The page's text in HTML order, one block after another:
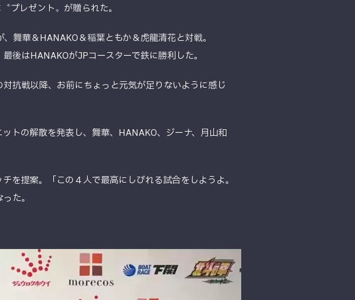
プレゼント〟が贈られた。
舞華＆HANAKO＆稲葉ともか＆虎龍清花と対戦。
後はHANAKOがJPコースターで鉄に勝利した。
抗戦以降、お前にちょっと元気が足りないように感じ
トの解散を発表し、舞華、HANAKO、ジーナ、月山和
を提案。「この４人で最高にしびれる試合をしようよ。
た。